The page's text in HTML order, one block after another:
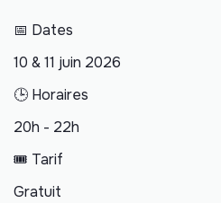
📅 Dates
10 & 11 juin 2026
🕒 Horaires
20h - 22h
🎟️ Tarif
Gratuit